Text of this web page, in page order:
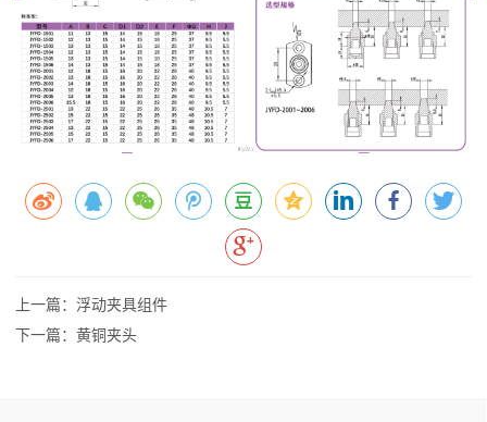
上一篇：浮动夹具组件
下一篇：黄铜夹头